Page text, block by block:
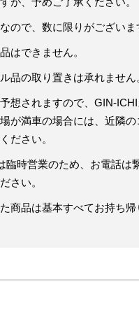
ので、数に限りがございま
はできません。
品の取り置きは承れません
想されますので、GIN-
が満車の場合には、近隣
ださい。
臨時営業のため、お電話は
さい。
商品は基本すべてお持ち帰